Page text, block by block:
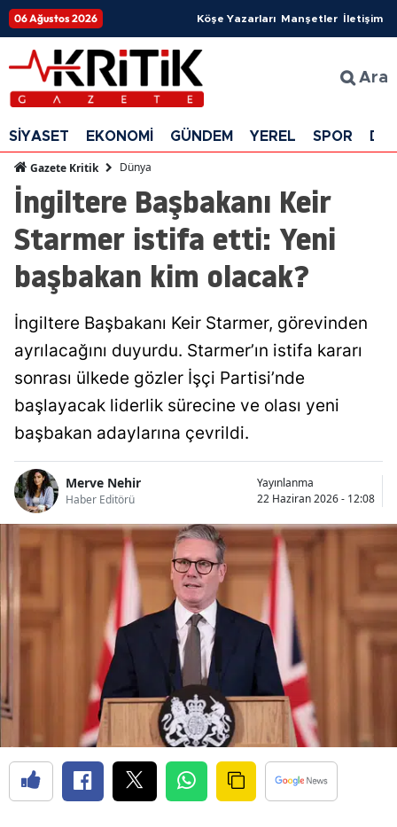
06 Ağustos 2026 Köşe Yazarları Manşetler İletişim
Ara
SİYASET EKONOMİ GÜNDEM YEREL SPOR
Gazete Kritik Dünya
İngiltere Başbakanı Keir
Starmer istifa etti: Yeni
başbakan kim olacak?
İngiltere Başbakanı Keir Starmer, görevinden
ayrılacağını duyurdu. Starmer’ın istifa kararı
sonrası ülkede gözler İşçi Partisi’nde
başlayacak liderlik sürecine ve olası yeni
başbakan adaylarına çevrildi.
Merve Nehir
Haber Editörü
Yayınlanma
22 Haziran 2026 - 12:08